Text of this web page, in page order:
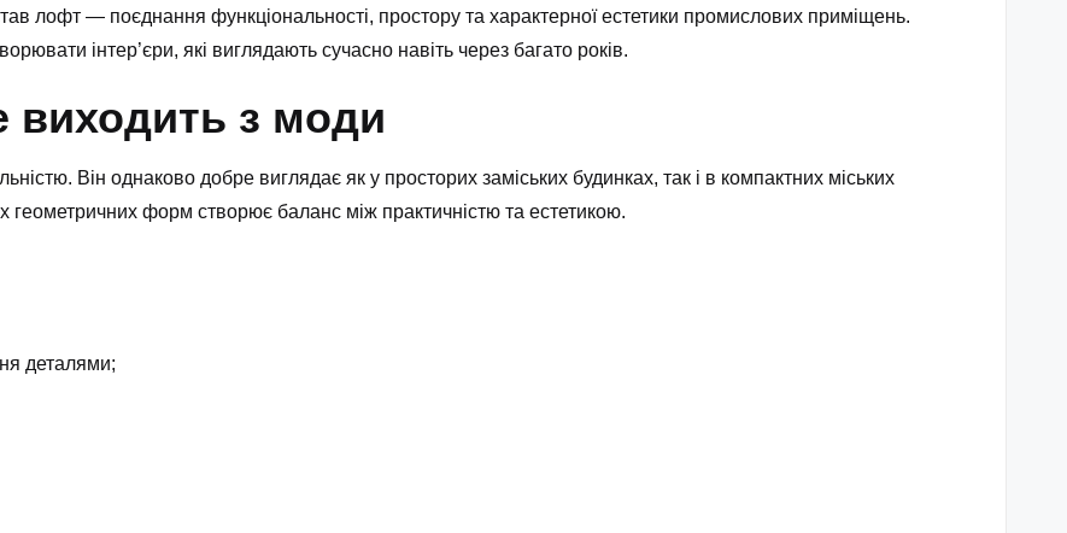
лофт — поєднання функціональності, простору та характерної естетики промислових приміщень.
інтер’єри, які виглядають сучасно навіть через багато років.
з моди
Він однаково добре виглядає як у просторих заміських будинках, так і в компактних міських
геометричних форм створює баланс між практичністю та естетикою.
деталями;